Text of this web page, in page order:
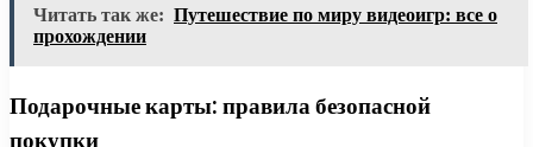
Читать так же: Путешествие по миру видеоигр: все о
прохождении
Подарочные карты: правила безопасной
покупки